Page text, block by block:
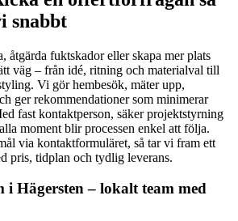
snabbt
åtgärda fuktskador eller skapa mer plats
väg – från idé, ritning och materialval till
Vi gör hembesök, mäter upp,
ger rekommendationer som minimerar
fast kontaktperson, säker projektstyrning
moment blir processen enkel att följa.
via kontaktformuläret, så tar vi fram ett
pris, tidplan och tydlig leverans.
i Hägersten – lokalt team med